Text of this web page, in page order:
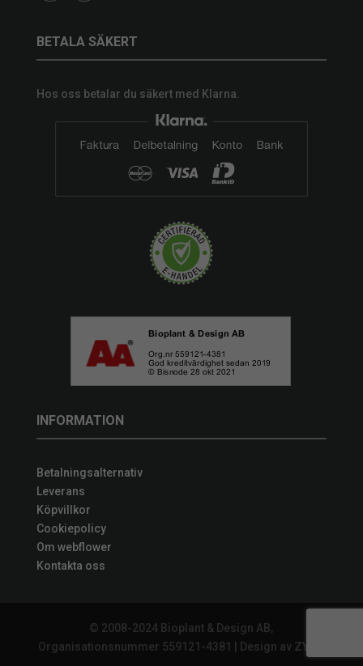
BETALA SÄKERT
Hos oss betalar du säkert med Klarna.
INFORMATION
Betalningsalternativ
Leverans
Köpvillkor
Cookiepolicy
Om webflower
Kontakta oss
© 2008-2024 Bioplant & Design AB,
Organisationsnummer 559121-4381 | Design av ZYNQ